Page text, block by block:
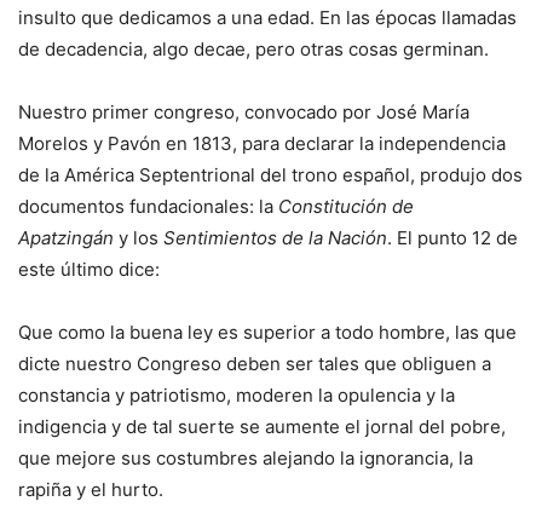
insulto que dedicamos a una edad. En las épocas llamadas
de decadencia, algo decae, pero otras cosas germinan.
Nuestro primer congreso, convocado por José María
Morelos y Pavón en 1813, para declarar la independencia
de la América Septentrional del trono español, produjo dos
documentos fundacionales: la Constitución de
Apatzingán y los Sentimientos de la Nación. El punto 12 de
este último dice:
Que como la buena ley es superior a todo hombre, las que
dicte nuestro Congreso deben ser tales que obliguen a
constancia y patriotismo, moderen la opulencia y la
indigencia y de tal suerte se aumente el jornal del pobre,
que mejore sus costumbres alejando la ignorancia, la
rapiña y el hurto.